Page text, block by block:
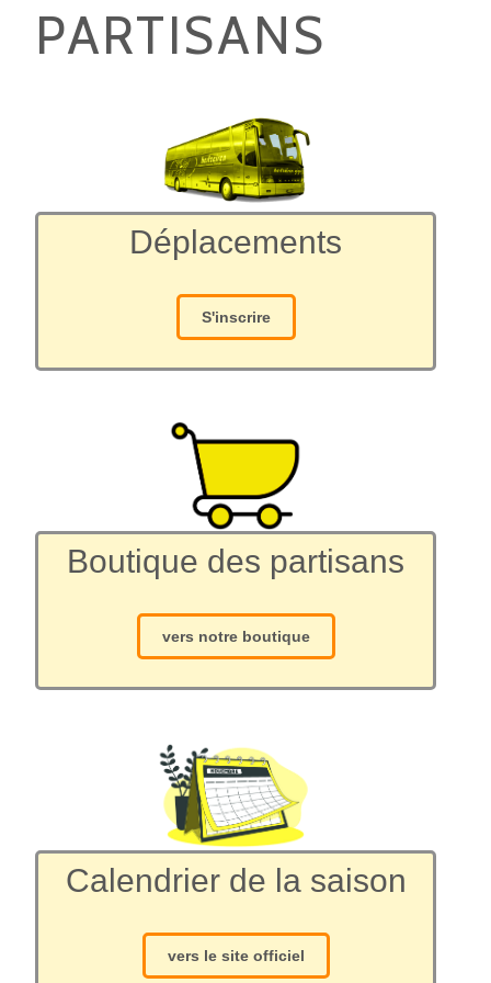
PARTISANS
Déplacements
S'inscrire
Boutique des partisans
vers notre boutique
Calendrier de la saison
vers le site officiel